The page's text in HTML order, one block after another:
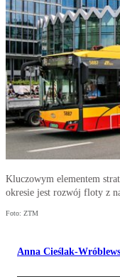
Kluczowym elementem
okresie jest rozwój floty z
Foto: ZTM
Anna Cieślak-